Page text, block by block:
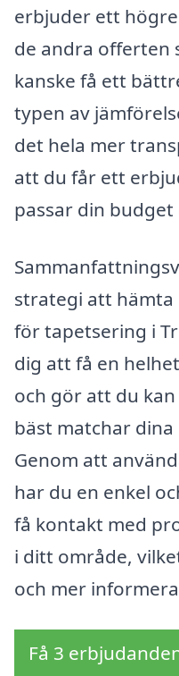
erbjuder ett
de andra offerten
kanske få ett
typen av
det hela mer
att du får ett
passar din
strategi att
för tapetsering i
dig att få en
och gör att du
bäst matchar
Genom att
har du en enkel
få kontakt med
i ditt område,
och mer
Få 3